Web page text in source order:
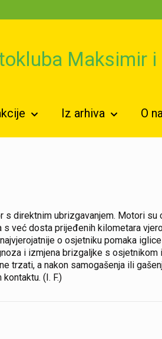
Maksimir i
Iz arhiva O
s direktnim ubrizgavanjem. Motori su
s već dosta prijeđenih kilometara
o osjetniku pomaka
i izmjena brizgaljke s osjetnikom
trzati, a nakon samogašenja ili
(I. F.)